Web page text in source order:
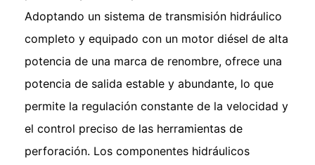
Adoptando un sistema de transmisión hidráulico
completo y equipado con un motor diésel de alta
potencia de una marca de renombre, ofrece una
potencia de salida estable y abundante, lo que
permite la regulación constante de la velocidad y
el control preciso de las herramientas de
perforación. Los componentes hidráulicos